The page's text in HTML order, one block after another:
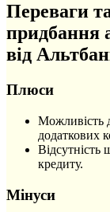
Переваги
придбання
від
Плюси
Можливість
додаткових
Відсутність
кредиту.
Мінуси